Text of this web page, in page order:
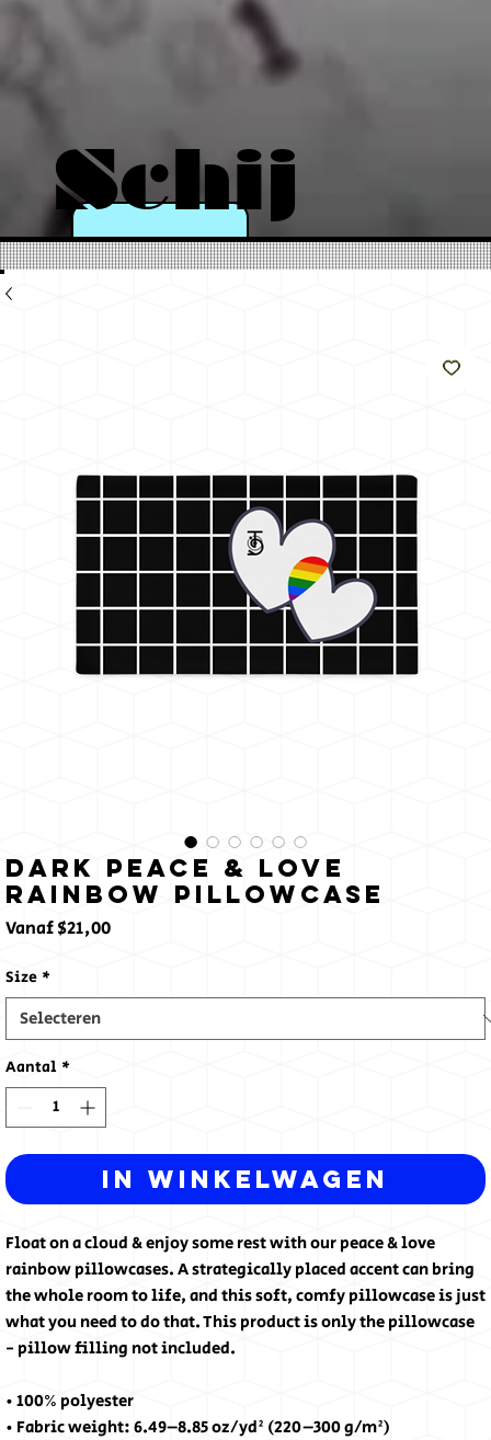
Schij
n als
zon
Dark Peace & Love
Rainbow Pillowcase
Vanaf$21,00Verkoopprijs
Size *
Aantal *
In winkelwagen
Float on a cloud & enjoy some rest with our peace & love
rainbow pillowcases. A strategically placed accent can bring
the whole room to life, and this soft, comfy pillowcase is just
what you need to do that. This product is only the pillowcase
- pillow filling not included.
• 100% polyester
• Fabric weight: 6.49–8.85 oz/yd² (220–300 g/m²)